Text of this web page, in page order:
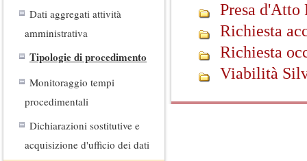
Dati aggregati attività
amministrativa
Tipologie di procedimento
Monitoraggio tempi
procedimentali
Dichiarazioni sostitutive e
acquisizione d'ufficio dei dati
Presa d'Atto
Richiesta
Richiesta
Viabilità